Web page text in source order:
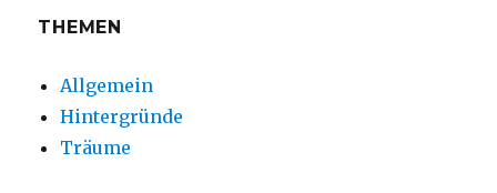
THEMEN
Allgemein
Hintergründe
Träume